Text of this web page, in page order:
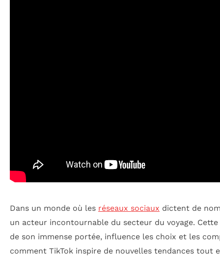
Dans un monde où les réseaux sociaux dictent de
un acteur incontournable du secteur du voyage.
de son immense portée, influence les choix et les
comment TikTok inspire de nouvelles tendances